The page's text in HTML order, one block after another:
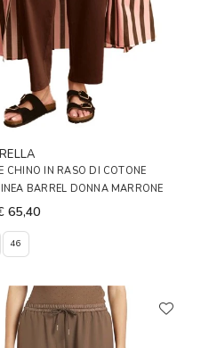
CHINO IN RASO DI COTONE
BARREL DONNA MARRONE
65,40
46